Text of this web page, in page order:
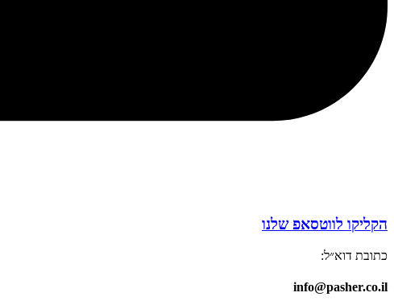
הקליקו לווטסאפ שלנו
כתובת דוא״ל:
info@pasher.co.il